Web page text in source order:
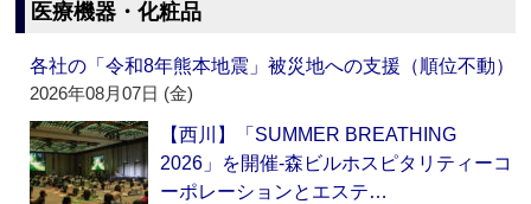
医療機器・化粧品
各社の「令和8年熊本地震」被災地への支援（順位不動）
2026年08月07日 (金)
【西川】「SUMMER BREATHING
2026」を開催‐森ビルホスピタリティーコ
ーポレーションとエステ…